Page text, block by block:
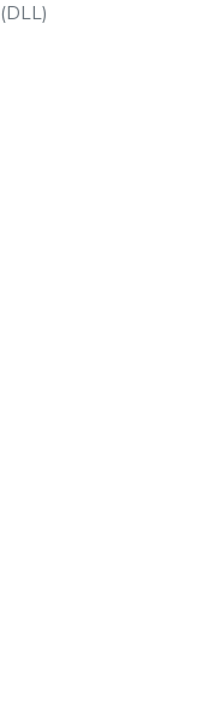
(DLL)